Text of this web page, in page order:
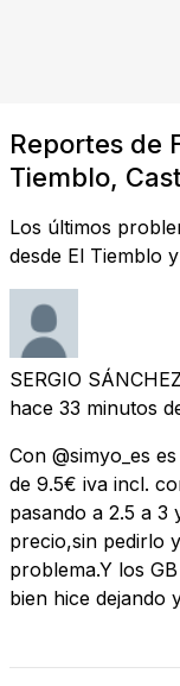
Reportes de
Tiemblo,
Los últimos
desde El Tiemblo
SERGIO
hace 33 minutos
Con @simyo_es
de 9.5€ iva incl.
pasando a 2.5 a 3
precio,sin pedirlo
problema.Y los
bien hice dejando